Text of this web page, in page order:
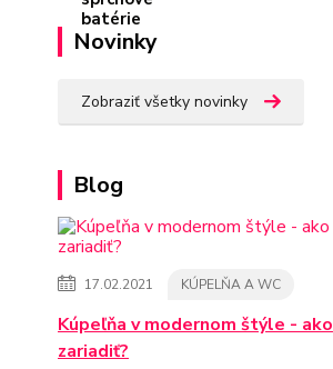
Novinky
Zobraziť všetky novinky
Blog
17.02.2021 KÚPELŇA A WC
Kúpeľňa v modernom štýle - ako
zariadiť?